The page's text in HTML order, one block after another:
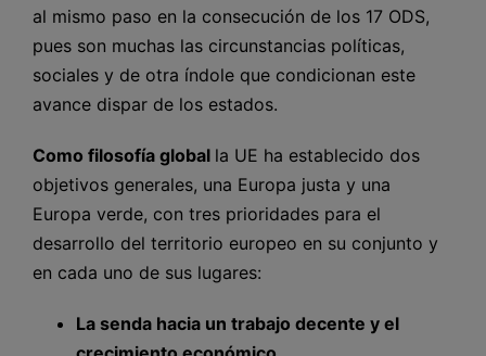
al mismo paso en la consecución de los 17 ODS,
pues son muchas las circunstancias políticas,
sociales y de otra índole que condicionan este
avance dispar de los estados.
Como filosofía global la UE ha establecido dos
objetivos generales, una Europa justa y una
Europa verde, con tres prioridades para el
desarrollo del territorio europeo en su conjunto y
en cada uno de sus lugares:
La senda hacia un trabajo decente y el